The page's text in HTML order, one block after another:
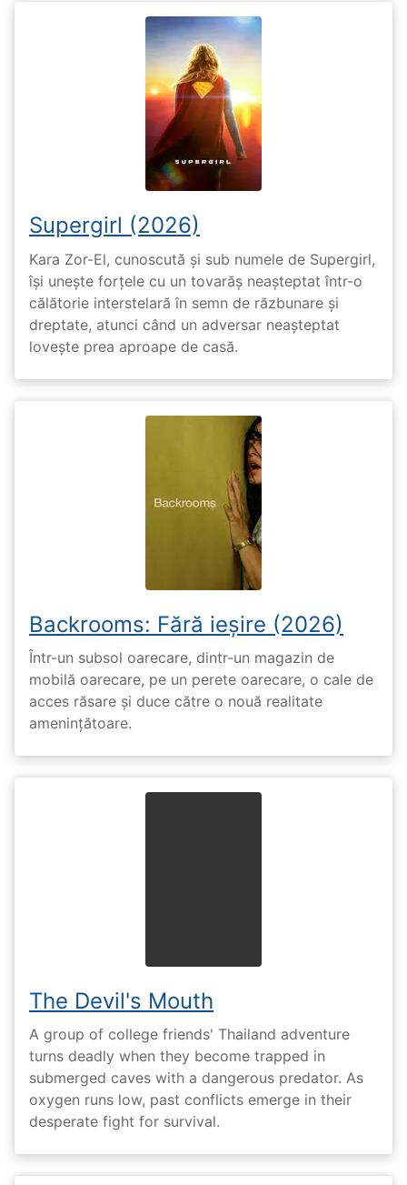
Supergirl (2026)
Kara Zor-El, cunoscută și sub numele de Supergirl,
își unește forțele cu un tovarăș neașteptat într-o
călătorie interstelară în semn de răzbunare și
dreptate, atunci când un adversar neașteptat
lovește prea aproape de casă.
Backrooms: Fără ieșire (2026)
Într-un subsol oarecare, dintr-un magazin de
mobilă oarecare, pe un perete oarecare, o cale de
acces răsare și duce către o nouă realitate
amenințătoare.
The Devil's Mouth
A group of college friends' Thailand adventure
turns deadly when they become trapped in
submerged caves with a dangerous predator. As
oxygen runs low, past conflicts emerge in their
desperate fight for survival.